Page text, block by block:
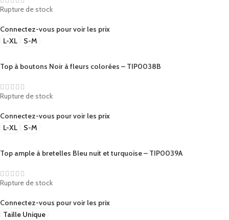
Rupture de stock
Connectez-vous pour voir les prix
L-XL
S-M
Top à boutons Noir à fleurs colorées – TIP0038B
Rupture de stock
Connectez-vous pour voir les prix
L-XL
S-M
Top ample à bretelles Bleu nuit et turquoise – TIP0039A
Rupture de stock
Connectez-vous pour voir les prix
Taille Unique